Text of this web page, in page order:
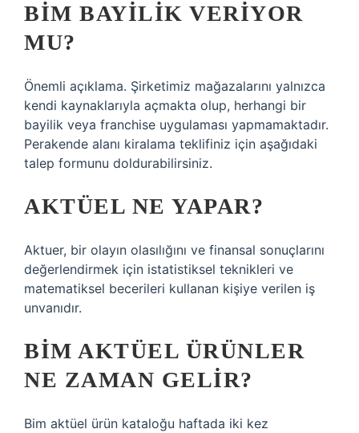
BİM BAYILIK VERIYOR
MU?
Önemli açıklama. Şirketimiz mağazalarını yalnızca
kendi kaynaklarıyla açmakta olup, herhangi bir
bayilik veya franchise uygulaması yapmamaktadır.
Perakende alanı kiralama teklifiniz için aşağıdaki
talep formunu doldurabilirsiniz.
AKTÜEL NE YAPAR?
Aktuer, bir olayın olasılığını ve finansal sonuçlarını
değerlendirmek için istatistiksel teknikleri ve
matematiksel becerileri kullanan kişiye verilen iş
unvanıdır.
BİM AKTÜEL ÜRÜNLER
NE ZAMAN GELIR?
Bim aktüel ürün kataloğu haftada iki kez